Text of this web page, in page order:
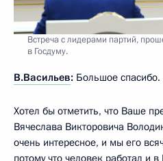
Встреча с лидерами партий,
в Госдуму.
В.Васильев: Большое спасибо.
Хотел бы отметить, что Ваше
Вячеслава Викторовича
очень интересное, и мы его
потому что человек работал и